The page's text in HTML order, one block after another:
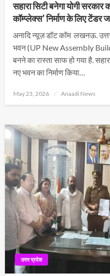
सहारा सिटी बनेगा योगी सरकार
कॉम्प्लेक्स’ निर्माण के लिए टेंडर
अनादि न्यूज़ डॉट कॉम लखनऊ.
भवन (UP New Assembly
बनने का रास्ता साफ हो गया है.
नए भवन का निर्माण किया…
Posted
May 23, 2026 Anaadi News
उत्तर प्रदेश